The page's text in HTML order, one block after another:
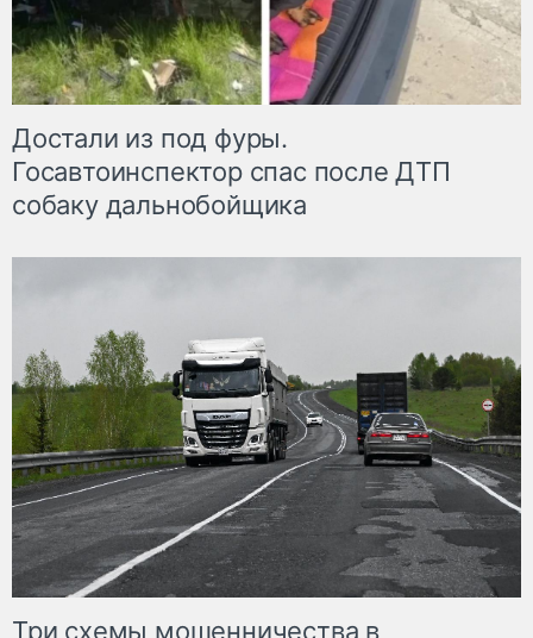
Достали из под фуры.
Госавтоинспектор спас после ДТП
собаку дальнобойщика
Три схемы мошенничества в